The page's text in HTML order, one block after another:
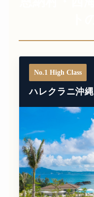
No.1 High Class
ハレクラニ沖縄